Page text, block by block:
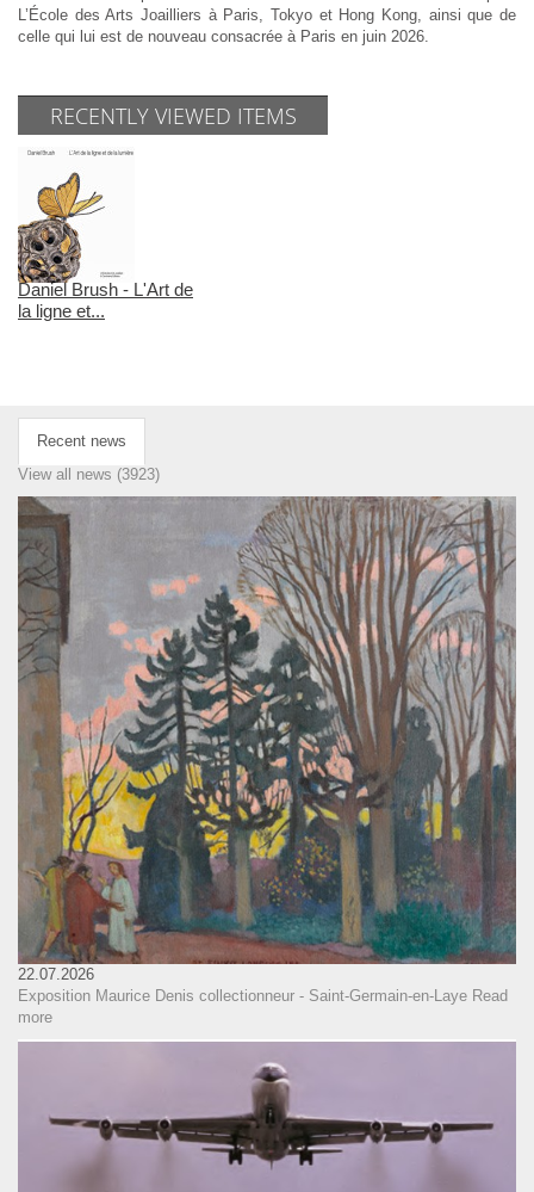
L’École des Arts Joailliers à Paris, Tokyo et Hong Kong, ainsi que de
celle qui lui est de nouveau consacrée à Paris en juin 2026.
RECENTLY VIEWED ITEMS
Daniel Brush - L'Art de
la ligne et...
Recent news
View all news (3923)
22.07.2026
Exposition Maurice Denis collectionneur - Saint-Germain-en-Laye Read
more